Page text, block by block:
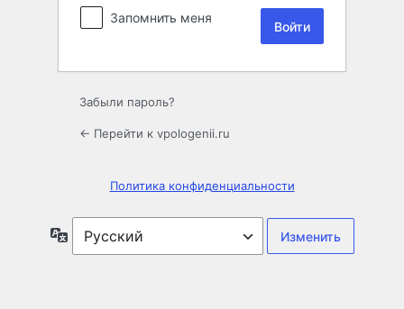
Запомнить меня
Забыли пароль?
← Перейти к vpologenii.ru
Политика конфиденциальности
Язык